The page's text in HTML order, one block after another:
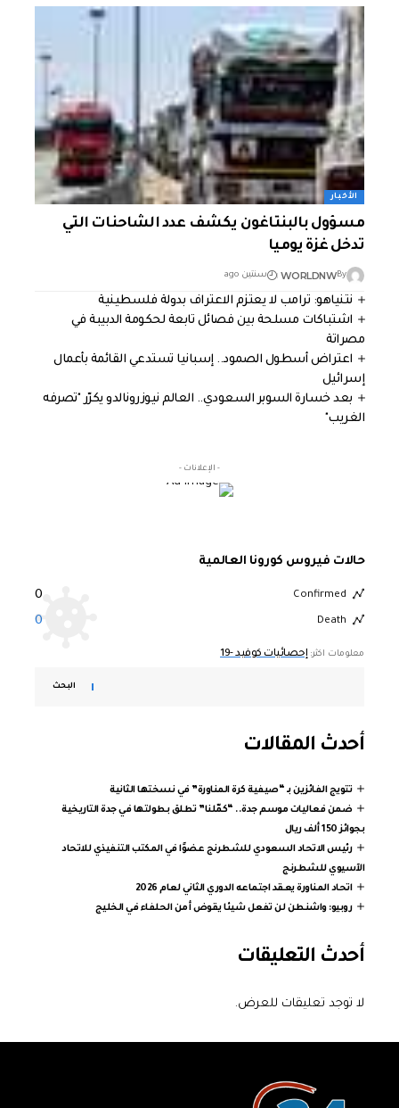
الأخبار
مسؤول بالبنتاغون يكشف عدد الشاحنات التي
تدخل غزة يوميا
By
WORLDNW سنتين ago
نتنياهو: ترامب لا يعتزم الاعتراف بدولة فلسطينية
اشتباكات مسلحة بين فصائل تابعة لحكومة الدبيبة في
مصراتة
اعتراض أسطول الصمود.. إسبانيا تستدعي القائمة بأعمال
إسرائيل
بعد خسارة السوبر السعودي.. العالم نيوزرونالدو يكرّر "تصرفه
الغريب"
- الإعلانات -
حالات فيروس كورونا العالمية
Confirmed
0
Death
0
معلومات اكثر: إحصائيات كوفيد -19
البحث
أحدث المقالات
تتويج الفائزين بـ “صيفية كرة المناورة” في نسختها الثانية
ضمن فعاليات موسم جدة.. “كمّلنا” تطلق بطولتها في جدة التاريخية
بجوائز 150 ألف ريال
رئيس الاتحاد السعودي للشطرنج عضوًا في المكتب التنفيذي للاتحاد
الآسيوي للشطرنج
اتحاد المناورة يعقد اجتماعه الدوري الثاني لعام 2026
روبيو: واشنطن لن تفعل شيئا يقوض أمن الحلفاء في الخليج
أحدث التعليقات
لا توجد تعليقات للعرض.